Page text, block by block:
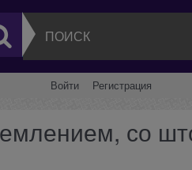
Войти Регистрация
со